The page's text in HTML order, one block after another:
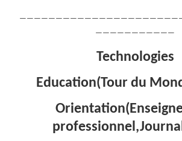
———————————
Technologies
Education(Tour du